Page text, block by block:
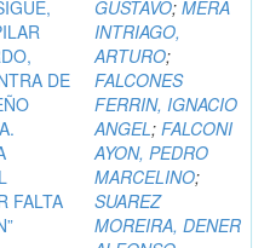
DE
FALTA
GUSTAVO; MERA
INTRIAGO,
ARTURO;
FALCONES
FERRIN, IGNACIO
ANGEL; FALCONI
AYON, PEDRO
MARCELINO;
SUAREZ
MOREIRA, DENER